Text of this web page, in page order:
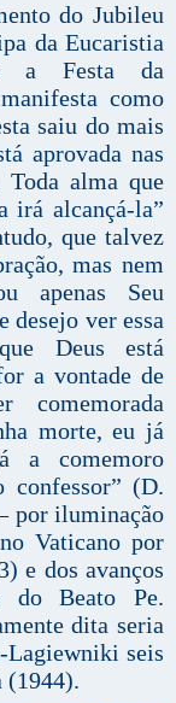
do Jubileu
da Eucaristia
a Festa da
como
saiu do mais
aprovada nas
Toda alma que
irá alcançá-la”
que talvez
mas nem
apenas Seu
desejo ver essa
Deus está
a vontade de
morte, eu já
a comemoro
confessor” (D.
por iluminação
Vaticano por
e dos avanços
do Beato Pe.
dita seria
Lagiewniki seis
(1944).